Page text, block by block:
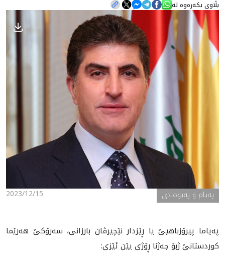
هه‌واڵ
گەلەری
بڵاوی بکەرەوە لە
2023/12/15 پەیام و پەیوەندی
په‌ياما پيرۆزباهيێ يا ڕێزدار نێچيرڤان بارزانى، سه‌رۆكێ هه‌رێما
كوردستانێ ژبۆ جه‌ژنا ڕۆژى يێن ئێزى: